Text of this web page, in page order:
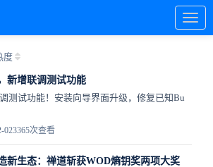
度
新增联调测试功能
测试功能！安装向导界面升级，修复已知Bu
023365次查看
新生态：禅道斩获WOD熵钥奖两项大奖